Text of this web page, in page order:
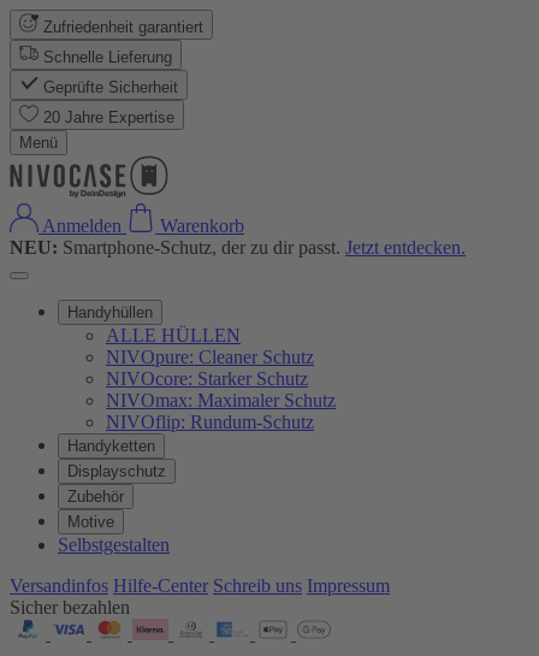
Zufriedenheit garantiert
Schnelle Lieferung
Geprüfte Sicherheit
20 Jahre Expertise
Menü
Anmelden
Warenkorb
NEU: Smartphone-Schutz, der zu dir passt. Jetzt entdecken.
Handyhüllen
ALLE HÜLLEN
NIVOpure: Cleaner Schutz
NIVOcore: Starker Schutz
NIVOmax: Maximaler Schutz
NIVOflip: Rundum-Schutz
Handyketten
Displayschutz
Zubehör
Motive
Selbstgestalten
Versandinfos Hilfe-Center Schreib uns Impressum
Sicher bezahlen